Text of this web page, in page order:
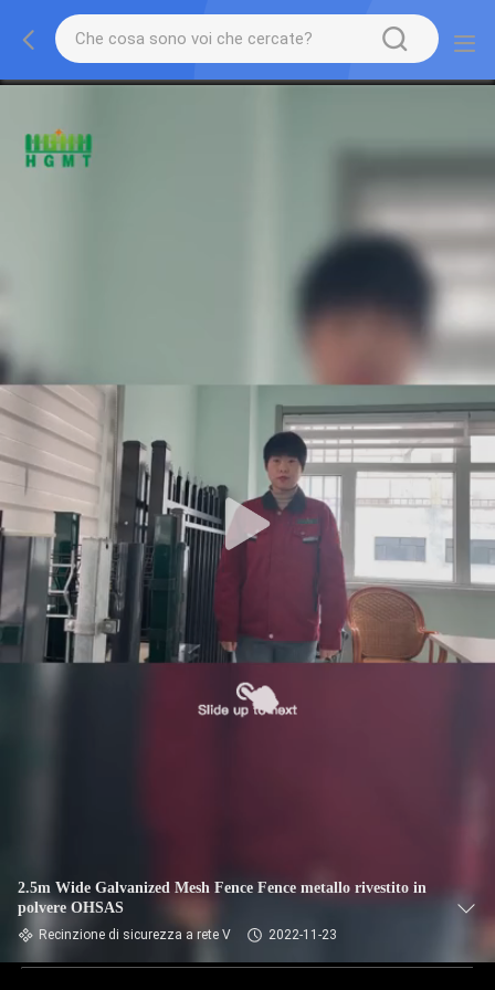
2.5m Wide Galvanized Mesh Fence Fence metallo rivestito in
polvere OHSAS
Recinzione di sicurezza a rete V 2022-11-23